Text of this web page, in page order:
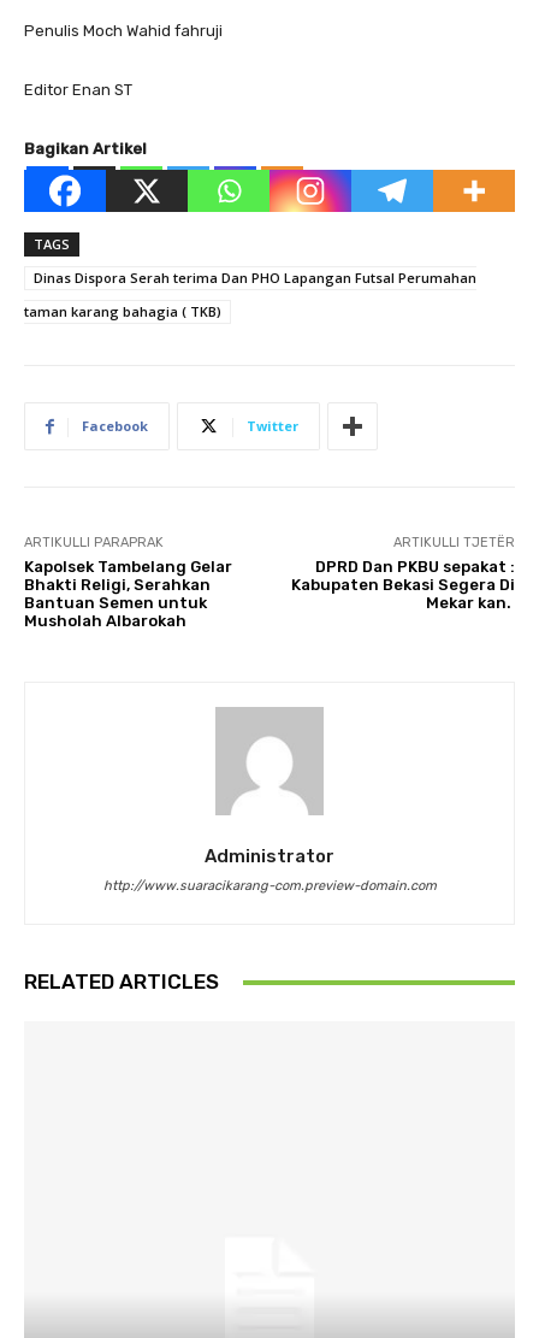
Penulis Moch Wahid fahruji
Editor Enan ST
Bagikan Artikel
TAGS
Dinas Dispora Serah terima Dan PHO Lapangan Futsal Perumahan
taman karang bahagia ( TKB)
Facebook Twitter
ARTIKULLI PARAPRAK
Kapolsek Tambelang Gelar
Bhakti Religi, Serahkan
Bantuan Semen untuk
Musholah Albarokah
ARTIKULLI TJETËR
DPRD Dan PKBU sepakat :
Kabupaten Bekasi Segera Di
Mekar kan.
Administrator
http://www.suaracikarang-com.preview-domain.com
RELATED ARTICLES